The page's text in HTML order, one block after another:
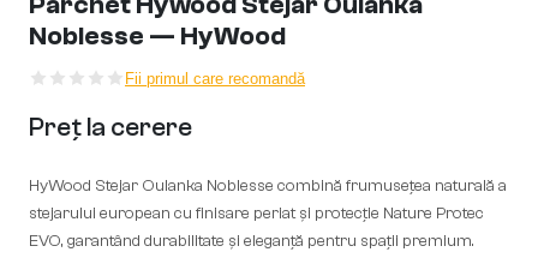
Noblesse — HyWood
Fii primul care recomandă
Preț la cerere
HyWood Stejar Oulanka Noblesse combină frumusețea naturală a
stejarului european cu finisare periat și protecție Nature Protec
EVO, garantând durabilitate și eleganță pentru spații premium.